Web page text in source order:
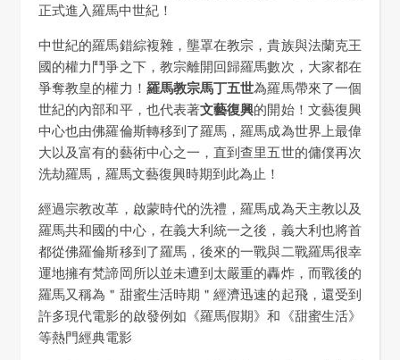
正式進入羅馬中世紀！
中世紀的羅馬錯綜複雜，壟罩在教宗，貴族與法蘭克王
國的權力鬥爭之下，教宗離開回歸羅馬數次，大家都在
爭奪教皇的權力！ 羅馬教宗馬丁五世為羅馬帶來了一個
世紀的內部和平，也代表著文藝復興的開始！文藝復興
中心也由佛羅倫斯轉移到了羅馬，羅馬成為世界上最偉
大以及富有的藝術中心之一，直到查里五世的傭僕再次
洗劫羅馬，羅馬文藝復興時期到此為止！
經過宗教改革，啟蒙時代的洗禮，羅馬成為天主教以及
羅馬共和國的中心，在義大利統一之後，義大利也將首
都從佛羅倫斯移到了羅馬，後來的一戰與二戰羅馬很幸
運地擁有梵諦岡所以並未遭到太嚴重的轟炸，而戰後的
羅馬又稱為＂甜蜜生活時期＂經濟迅速的起飛，還受到
許多現代電影的啟發例如《羅馬假期》和《甜蜜生活》
等熱門經典電影